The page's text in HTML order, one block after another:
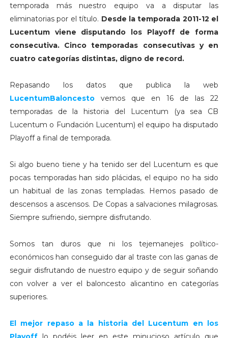
temporada más nuestro equipo va a disputar las
eliminatorias por el título. Desde la temporada 2011-12 el
Lucentum viene disputando los Playoff de forma
consecutiva. Cinco temporadas consecutivas y en
cuatro categorías distintas, digno de record.
Repasando los datos que publica la web
LucentumBaloncesto vemos que en 16 de las 22
temporadas de la historia del Lucentum (ya sea CB
Lucentum o Fundación Lucentum) el equipo ha disputado
Playoff a final de temporada.
Si algo bueno tiene y ha tenido ser del Lucentum es que
pocas temporadas han sido plácidas, el equipo no ha sido
un habitual de las zonas templadas. Hemos pasado de
descensos a ascensos. De Copas a salvaciones milagrosas.
Siempre sufriendo, siempre disfrutando.
Somos tan duros que ni los tejemanejes político-
económicos han conseguido dar al traste con las ganas de
seguir disfrutando de nuestro equipo y de seguir soñando
con volver a ver el baloncesto alicantino en categorías
superiores.
El mejor repaso a la historia del Lucentum en los